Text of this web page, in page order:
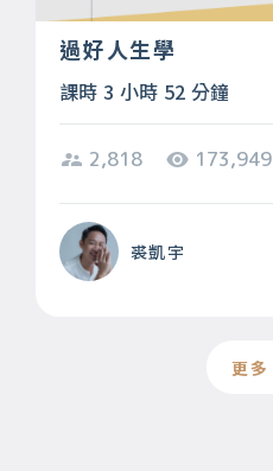
過好人生學
課時 3 小時 52 分鐘
2,818 173,949
裘凱宇
更多